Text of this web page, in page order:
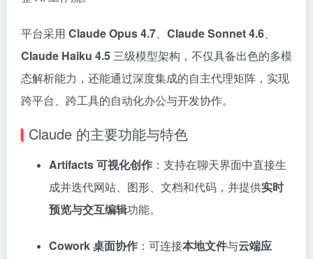
平台采用 Claude Opus 4.7、 Claude Sonnet 4.6、
Claude Haiku 4.5三级模型架构，不仅具备出色的多模
态解析能力，还能通过深度集成的自主代理矩阵，实现
跨平台、跨工具的自动化办公与开发协作。
Claude 的主要功能与特色
Artifacts 可视化创作 ：支持在聊天界面中直接生
成并迭代网站、图形、文档和代码，并提供实时
预览与交互编辑功能。
Cowork 桌面协作 ：可连接本地文件与云端应